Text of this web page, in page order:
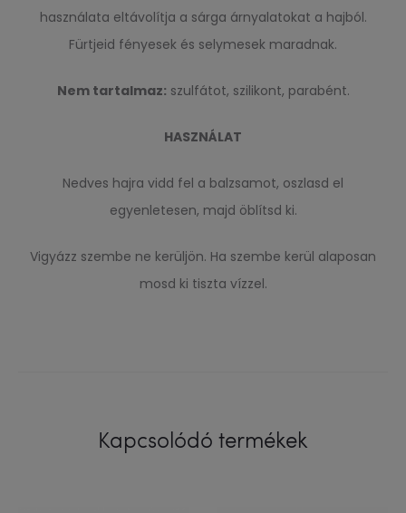
használata eltávolítja a sárga árnyalatokat a hajból.
Fürtjeid fényesek és selymesek maradnak.
Nem tartalmaz: szulfátot, szilikont, parabént.
HASZNÁLAT
Nedves hajra vidd fel a balzsamot, oszlasd el
egyenletesen, majd öblítsd ki.
Vigyázz szembe ne kerüljön. Ha szembe kerül alaposan
mosd ki tiszta vízzel.
Kapcsolódó termékek